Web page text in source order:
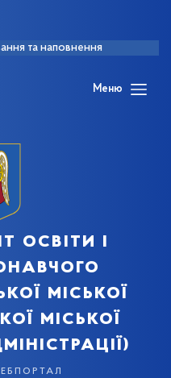
та наповнення
Меню
освіти і
міської
міської